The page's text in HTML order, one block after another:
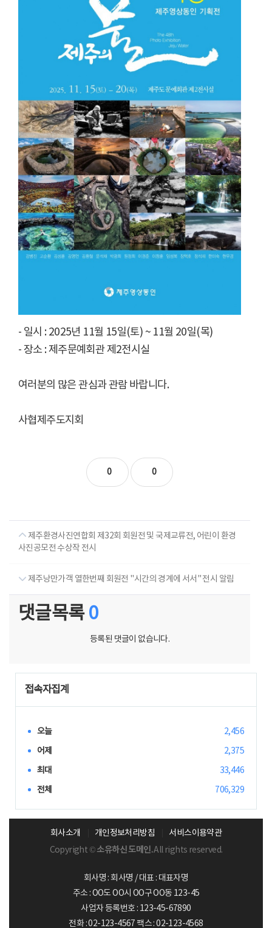
- 일시 : 2025년 11월 15일(토) ~ 11월 20일(목)
- 장소 : 제주문예회관 제2전시실
여러분의 많은 관심과 관람 바랍니다.
사협제주도지회
0 0
제주환경사진연합회 제32회 회원전 및 국제교류전, 어린이 환경
사진공모전 수상작 전시
제주낭만가객 열한번째 회원전 "시간의 경계에 서서" 전시 알림
댓글목록 0
등록된 댓글이 없습니다.
접속자집계
오늘
2,456
어제
2,375
최대
33,446
전체
706,329
회사소개 개인정보처리방침
서비스이용약관
Copyright ©소유하신 도메인.All rights reserved.
회사명 : 회사명 / 대표 : 대표자명
주소 : OO도 OO시 OO구 OO동 123-45
사업자 등록번호 : 123-45-67890
전화 : 02-123-4567 팩스 : 02-123-4568